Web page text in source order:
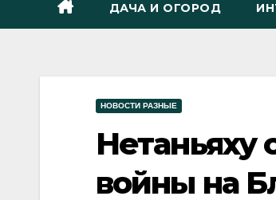
ДАЧА И ОГОРОД
НОВОСТИ РАЗНЫЕ
Нетаньяху
войны на